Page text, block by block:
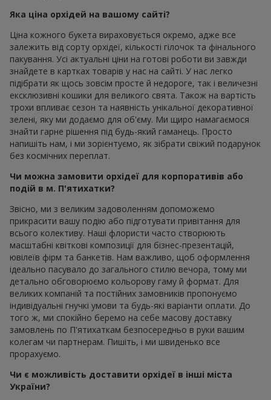
Яка ціна орхідей на вашому сайті?
Ціна кожного букета вираховується окремо, адже все
залежить від сорту орхідеї, кількості гілочок та фінального
пакування. Усі актуальні ціни на готові роботи ви завжди
знайдете в картках товарів у нас на сайті. У нас легко
підібрати як щось зовсім просте й недороге, так і величезні
ексклюзивні кошики для великого свята. Також на вартість
трохи впливає сезон та наявність унікальної декоративної
зелені, яку ми додаємо для об'єму. Ми щиро намагаємося
знайти гарне рішення під будь-який гаманець. Просто
напишіть нам, і ми зорієнтуємо, як зібрати свіжий подарунок
без космічних переплат.
Чи можна замовити орхідеї для корпоративів або
подій в м. П'ятихатки?
Звісно, ми з великим задоволенням допоможемо
прикрасити вашу подію або підготувати привітання для
всього колективу. Наші флористи часто створюють
масштабні квіткові композиції для бізнес-презентацій,
ювілеїв фірм та банкетів. Нам важливо, щоб оформлення
ідеально пасувало до загального стилю вечора, тому ми
детально обговорюємо кольорову гаму й формат. Для
великих компаній та постійних замовників пропонуємо
індивідуальні гнучкі умови та будь-які варіанти оплати. До
того ж, ми спокійно беремо на себе масову доставку
замовлень по П'ятихаткам безпосередньо в руки вашим
колегам чи партнерам. Пишіть, і ми швиденько все
прорахуємо.
Чи є можливість доставити орхідеї в інші міста
України?